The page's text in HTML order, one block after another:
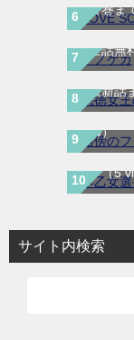
最終巻ま
テノゲカ
で全話無
悪徳女王
で最新話
路傍のフ
全話無料
view）
早乙女選
ンデーう
中！（5
サイト内検索